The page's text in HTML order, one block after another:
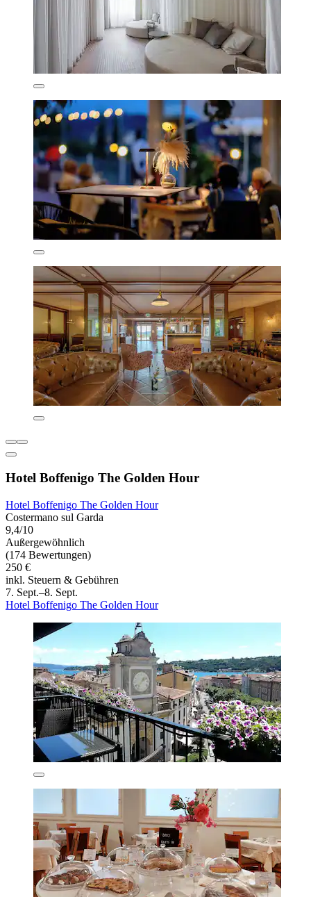
Hotel Boffenigo The Golden Hour
Hotel Boffenigo The Golden Hour
Costermano sul Garda
9,4/10
Außergewöhnlich
(174 Bewertungen)
250 €
inkl. Steuern & Gebühren
7. Sept.–8. Sept.
Hotel Boffenigo The Golden Hour